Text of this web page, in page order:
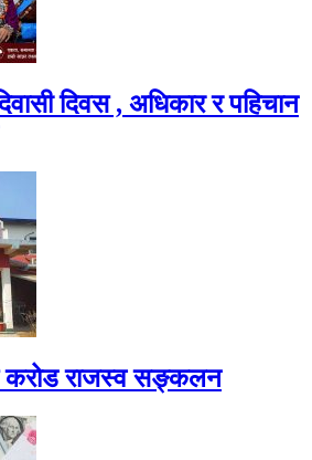
दिवस , अधिकार र पहिचान
करोड राजस्व सङ्कलन